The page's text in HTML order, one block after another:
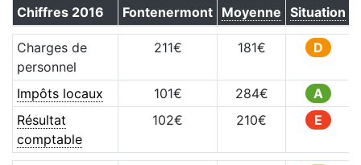
Chiffres 2016 Fontenermont Moyenne Situation
Charges de
personnel
211€ 181€ D
Impôts locaux 101€ 284€
A
Résultat
comptable
102€ 210€ E